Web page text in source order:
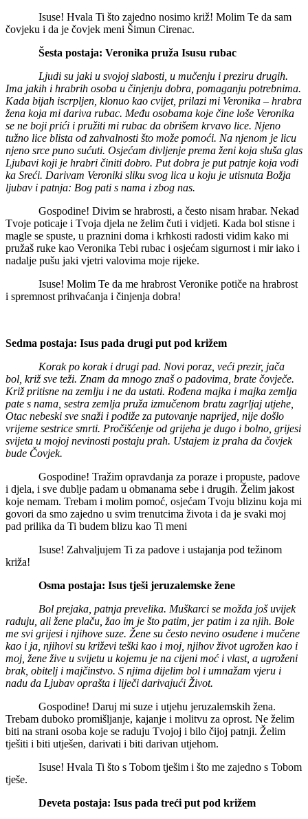
Isuse! Hvala Ti što zajedno nosimo križ! Molim Te da sam
čovjeku i da je čovjek meni Šimun Cirenac.
Šesta postaja: Veronika pruža Isusu rubac
Ljudi su jaki u svojoj slabosti, u mučenju i preziru drugih.
Ima jakih i hrabrih osoba u činjenju dobra, pomaganju potrebnima.
Kada bijah iscrpljen, klonuo kao cvijet, prilazi mi Veronika – hrabra
žena koja mi dariva rubac. Među osobama koje čine loše Veronika
se ne boji prići i pružiti mi rubac da obrišem krvavo lice. Njeno
tužno lice blista od zahvalnosti što može pomoći. Na njenom je licu
njeno srce puno sućuti. Osjećam divljenje prema ženi koja sluša glas
Ljubavi koji je hrabri činiti dobro. Put dobra je put patnje koja vodi
ka Sreći. Darivam Veroniki sliku svog lica u koju je utisnuta Božja
ljubav i patnja: Bog pati s nama i zbog nas.
Gospodine! Divim se hrabrosti, a često nisam hrabar. Nekad
Tvoje poticaje i Tvoja djela ne želim čuti i vidjeti. Kada bol stisne i
magle se spuste, u praznini doma i krhkosti radosti vidim kako mi
pružaš ruke kao Veronika Tebi rubac i osjećam sigurnost i mir iako i
nadalje pušu jaki vjetri valovima moje rijeke.
Isuse! Molim Te da me hrabrost Veronike potiče na hrabrost
i spremnost prihvaćanja i činjenja dobra!
Sedma postaja: Isus pada drugi put pod križem
Korak po korak i drugi pad. Novi poraz, veći prezir, jača
bol, križ sve teži. Znam da mnogo znaš o padovima, brate čovječe.
Križ pritisne na zemlju i ne da ustati. Rođena majka i majka zemlja
pate s nama, sestra zemlja pruža izmučenom bratu zagrljaj utjehe,
Otac nebeski sve snaži i podiže za putovanje naprijed, nije došlo
vrijeme sestrice smrti. Pročišćenje od grijeha je dugo i bolno, grijesi
svijeta u mojoj nevinosti postaju prah. Ustajem iz praha da čovjek
bude Čovjek.
Gospodine! Tražim opravdanja za poraze i propuste, padove
i djela, i sve dublje padam u obmanama sebe i drugih. Želim jakost
koje nemam. Trebam i molim pomoć, osjećam Tvoju blizinu koja mi
govori da smo zajedno u svim trenutcima života i da je svaki moj
pad prilika da Ti budem blizu kao Ti meni
Isuse! Zahvaljujem Ti za padove i ustajanja pod težinom
križa!
Osma postaja: Isus tješi jeruzalemske žene
Bol prejaka, patnja prevelika. Muškarci se možda još uvijek
raduju, ali žene plaču, žao im je što patim, jer patim i za njih. Bole
me svi grijesi i njihove suze. Žene su često nevino osuđene i mučene
kao i ja, njihovi su križevi teški kao i moj, njihov život ugrožen kao i
moj, žene žive u svijetu u kojemu je na cijeni moć i vlast, a ugroženi
brak, obitelj i majčinstvo. S njima dijelim bol i umnažam vjeru i
nadu da Ljubav oprašta i liječi darivajući Život.
Gospodine! Daruj mi suze i utjehu jeruzalemskih žena.
Trebam duboko promišljanje, kajanje i molitvu za oprost. Ne želim
biti na strani osoba koje se raduju Tvojoj i bilo čijoj patnji. Želim
tješiti i biti utješen, darivati i biti darivan utjehom.
Isuse! Hvala Ti što s Tobom tješim i što me zajedno s Tobom
tješe.
Deveta postaja: Isus pada treći put pod križem